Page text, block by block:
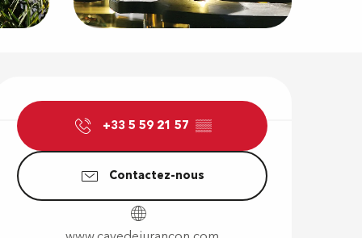
+33 5 59 21 57 ▒▒
Contactez-nous